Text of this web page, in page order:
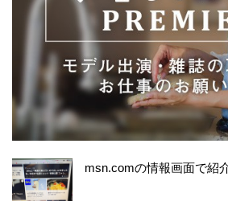
msn.comの情報画面で紹